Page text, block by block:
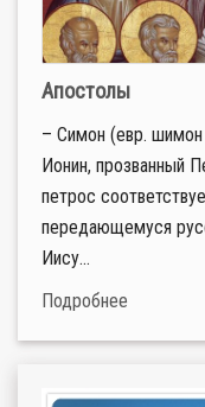
Апостолы
– Симон (евр.
Ионин, прозванный
петрос
передающемуся
Иису...
Подробнее